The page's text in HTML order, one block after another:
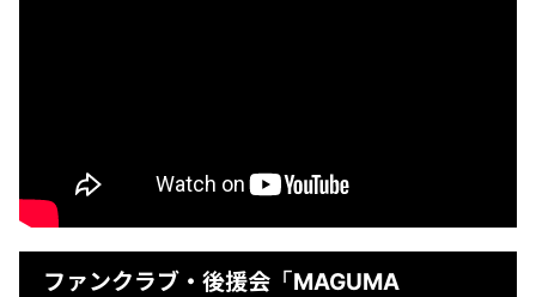
ファンクラブ・後援会 「MAGUMA